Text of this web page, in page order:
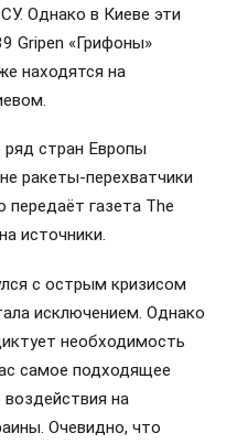
Однако в Киеве эти
Gripen «Грифоны»
находятся на
ряд стран Европы
ракеты-перехватчики
газета The
источники.
с острым кризисом
исключением. Однако
необходимость
самое подходящее
воздействия на
Очевидно, что